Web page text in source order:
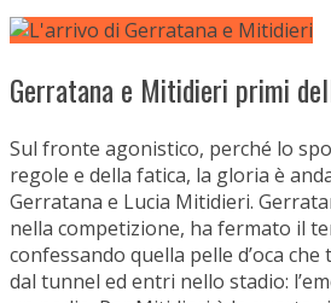
Gerratana e Mitidieri primi
Sul fronte agonistico, perché lo
regole e della fatica, la gloria è
Gerratana e Lucia Mitidieri.
nella competizione, ha fermato il
confessando quella pelle d’oca che
dal tunnel ed entri nello stadio: